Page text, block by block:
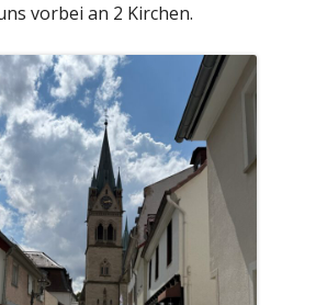
vorbei an 2 Kirchen.